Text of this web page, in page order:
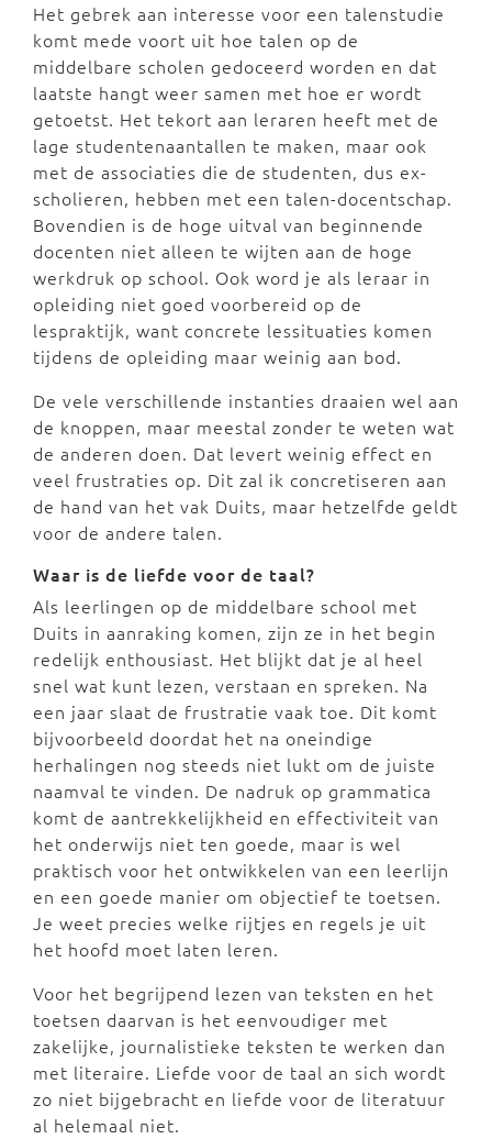
Het gebrek aan interesse voor een talenstudie
komt mede voort uit hoe talen op de
middelbare scholen gedoceerd worden en dat
laatste hangt weer samen met hoe er wordt
getoetst. Het tekort aan leraren heeft met de
lage studentenaantallen te maken, maar ook
met de associaties die de studenten, dus ex-
scholieren, hebben met een talen-docentschap.
Bovendien is de hoge uitval van beginnende
docenten niet alleen te wijten aan de hoge
werkdruk op school. Ook word je als leraar in
opleiding niet goed voorbereid op de
lespraktijk, want concrete lessituaties komen
tijdens de opleiding maar weinig aan bod.
De vele verschillende instanties draaien wel aan
de knoppen, maar meestal zonder te weten wat
de anderen doen. Dat levert weinig effect en
veel frustraties op. Dit zal ik concretiseren aan
de hand van het vak Duits, maar hetzelfde geldt
voor de andere talen.
Waar is de liefde voor de taal?
Als leerlingen op de middelbare school met
Duits in aanraking komen, zijn ze in het begin
redelijk enthousiast. Het blijkt dat je al heel
snel wat kunt lezen, verstaan en spreken. Na
een jaar slaat de frustratie vaak toe. Dit komt
bijvoorbeeld doordat het na oneindige
herhalingen nog steeds niet lukt om de juiste
naamval te vinden. De nadruk op grammatica
komt de aantrekkelijkheid en effectiviteit van
het onderwijs niet ten goede, maar is wel
praktisch voor het ontwikkelen van een leerlijn
en een goede manier om objectief te toetsen.
Je weet precies welke rijtjes en regels je uit
het hoofd moet laten leren.
Voor het begrijpend lezen van teksten en het
toetsen daarvan is het eenvoudiger met
zakelijke, journalistieke teksten te werken dan
met literaire. Liefde voor de taal an sich wordt
zo niet bijgebracht en liefde voor de literatuur
al helemaal niet.